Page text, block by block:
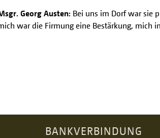
Georg Austen: Bei uns im Dorf war sie
war die Firmung eine Bestärkung, mich
BANKVERBINDUNG